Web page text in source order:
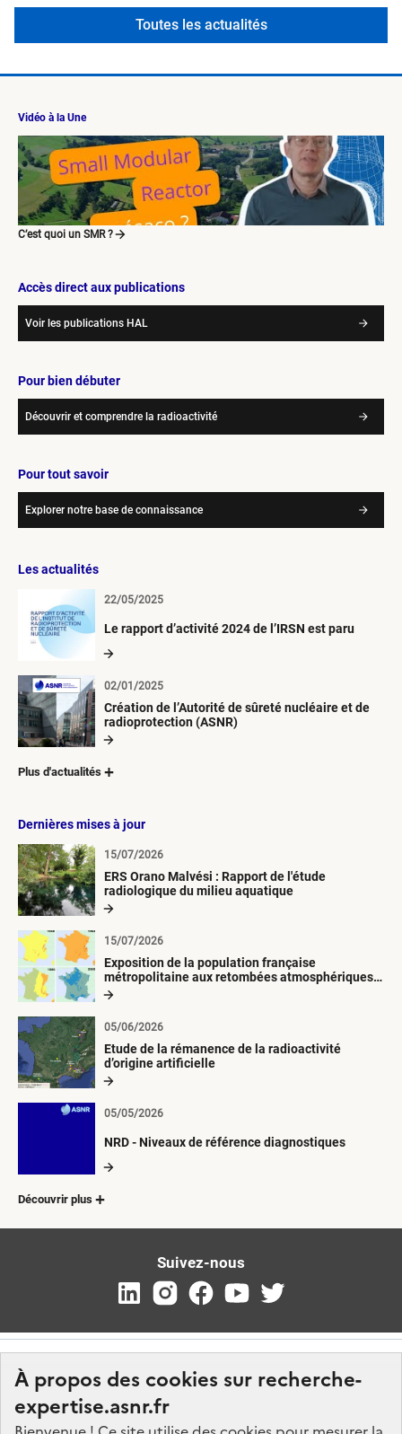
À propos des cookies sur recherche-
expertise.asnr.fr
Toutes les actualités
Vidéo à la Une
C’est quoi un SMR ?
Accès direct aux publications
Voir les publications HAL
Pour bien débuter
Découvrir et comprendre la radioactivité
Pour tout savoir
Explorer notre base de connaissance
Les actualités
Le rapport d’activité 2024 de l’IRSN est paru
22/05/2025
Création de l’Autorité de sûreté nucléaire et de
radioprotection (ASNR)
02/01/2025
Plus d'actualités
Dernières mises à jour
ERS Orano Malvési : Rapport de l'étude
radiologique du milieu aquatique
15/07/2026
Exposition de la population française
métropolitaine aux retombées atmosphériques
radioactives depuis 1945
15/07/2026
Etude de la rémanence de la radioactivité
d’origine artificielle
05/06/2026
NRD - Niveaux de référence diagnostiques
05/05/2026
Découvrir plus
Suivez-nous